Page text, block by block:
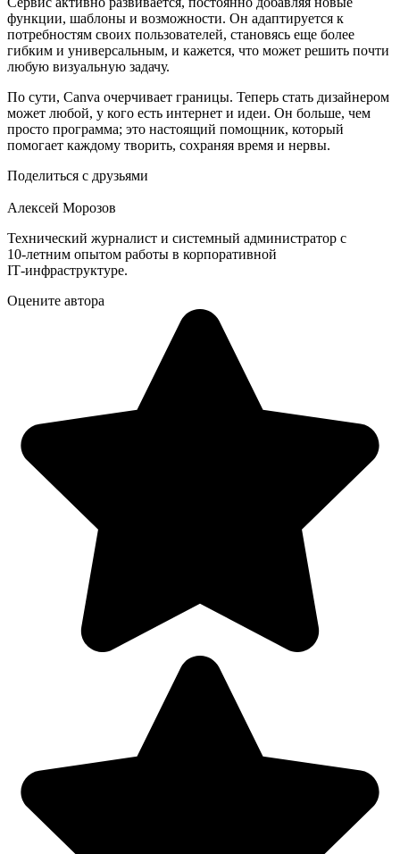
функции, шаблоны и возможности. Он адаптируется к
потребностям своих пользователей, становясь еще более
гибким и универсальным, и кажется, что может решить почти
любую визуальную задачу.
По сути, Canva очерчивает границы. Теперь стать дизайнером
может любой, у кого есть интернет и идеи. Он больше, чем
просто программа; это настоящий помощник, который
помогает каждому творить, сохраняя время и нервы.
Поделиться с друзьями
Алексей Морозов
Технический журналист и системный администратор с
10‑летним опытом работы в корпоративной
IT‑инфраструктуре.
Оцените автора